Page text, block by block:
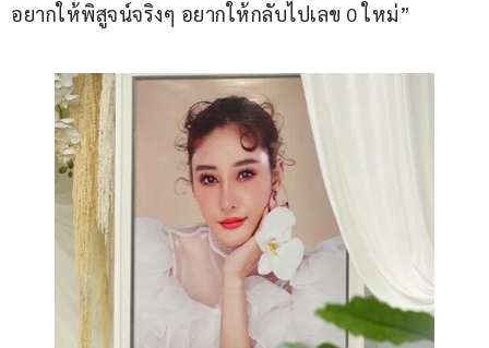
อยากให้พิสูจน์จริงๆ อยากให้กลับไปเลข 0 ใหม่”